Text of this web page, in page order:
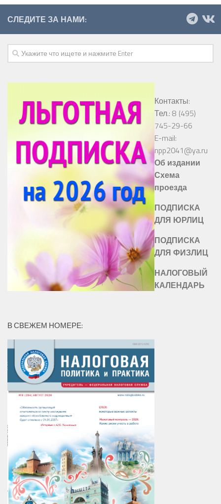
СЛЕДИТЕ ЗА НАМИ:
Контакты:
Тел.: 8 (495)
745-29-66
E-mail:
npp2041@ya.ru
Об издании
Схема
проезда
ПОДПИСКА
ДЛЯ ЮРЛИЦ
ПОДПИСКА
ДЛЯ ФИЗЛИЦ
НАЛОГОВЫЙ
КАЛЕНДАРЬ
В СВЕЖЕМ НОМЕРЕ: